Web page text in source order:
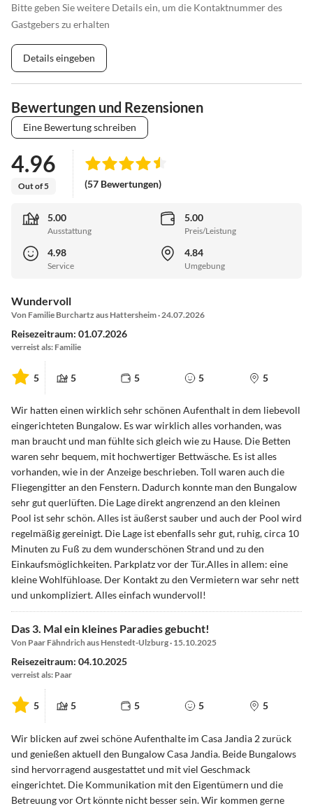
Bitte geben Sie weitere Details ein, um die Kontaktnummer des
Gastgebers zu erhalten
Details eingeben
Bewertungen und Rezensionen
Eine Bewertung schreiben
4.96
Out of 5 (57 Bewertungen)
5.00
Ausstattung
5.00
Preis/Leistung
4.98
Service
4.84
Umgebung
Wundervoll
Von Familie Burchartz aus Hattersheim · 24.07.2026
Reisezeitraum: 01.07.2026
verreist als: Familie
5 5 5 5 5
Wir hatten einen wirklich sehr schönen Aufenthalt in dem liebevoll
eingerichteten Bungalow. Es war wirklich alles vorhanden, was
man braucht und man fühlte sich gleich wie zu Hause. Die Betten
waren sehr bequem, mit hochwertiger Bettwäsche. Es ist alles
vorhanden, wie in der Anzeige beschrieben. Toll waren auch die
Fliegengitter an den Fenstern. Dadurch konnte man den Bungalow
sehr gut querlüften. Die Lage direkt angrenzend an den kleinen
Pool ist sehr schön. Alles ist äußerst sauber und auch der Pool wird
regelmäßig gereinigt. Die Lage ist ebenfalls sehr gut, ruhig, circa 10
Minuten zu Fuß zu dem wunderschönen Strand und zu den
Einkaufsmöglichkeiten. Parkplatz vor der Tür.Alles in allem: eine
kleine Wohlfühloase. Der Kontakt zu den Vermietern war sehr nett
und unkompliziert. Alles einfach wundervoll!
Das 3. Mal ein kleines Paradies gebucht!
Von Paar Fähndrich aus Henstedt-Ulzburg · 15.10.2025
Reisezeitraum: 04.10.2025
verreist als: Paar
5 5 5 5 5
Wir blicken auf zwei schöne Aufenthalte im Casa Jandia 2 zurück
und genießen aktuell den Bungalow Casa Jandia. Beide Bungalows
sind hervorragend ausgestattet und mit viel Geschmack
eingerichtet. Die Kommunikation mit den Eigentümern und die
Betreuung vor Ort könnte nicht besser sein. Wir kommen gerne